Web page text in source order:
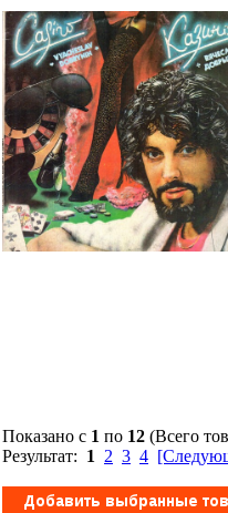
Показано с 1 по 12 (Всего
Результат: 1 2 3 4